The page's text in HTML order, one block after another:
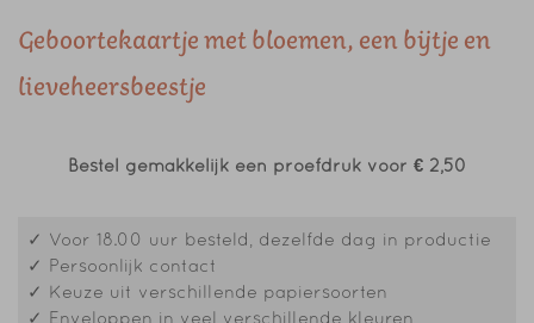
Geboortekaartje met bloemen, een bijtje en
lieveheersbeestje
Bestel gemakkelijk een proefdruk voor € 2,50
✓ Voor 18.00 uur besteld, dezelfde dag in productie
✓ Persoonlijk contact
✓ Keuze uit verschillende papiersoorten
✓ Enveloppen in veel verschillende kleuren